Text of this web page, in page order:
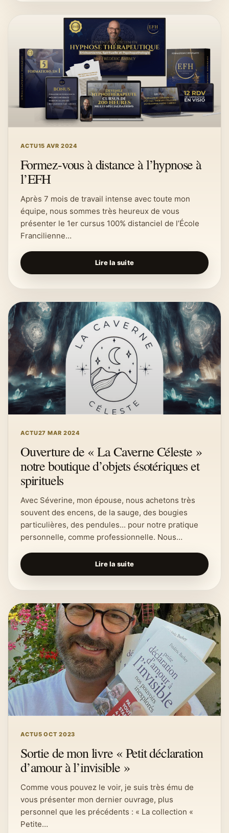
ACTU15 AVR 2024
Formez-vous à distance à l’hypnose à
l’EFH
Après 7 mois de travail intense avec toute mon
équipe, nous sommes très heureux de vous
présenter le 1er cursus 100% distanciel de l’École
Francilienne…
Lire la suite
ACTU27 MAR 2024
Ouverture de « La Caverne Céleste »
notre boutique d’objets ésotériques et
spirituels
Avec Séverine, mon épouse, nous achetons très
souvent des encens, de la sauge, des bougies
particulières, des pendules... pour notre pratique
personnelle, comme professionnelle. Nous…
Lire la suite
ACTU5 OCT 2023
Sortie de mon livre « Petit déclaration
d’amour à l’invisible »
Comme vous pouvez le voir, je suis très ému de
vous présenter mon dernier ouvrage, plus
personnel que les précédents : « La collection «
Petite…